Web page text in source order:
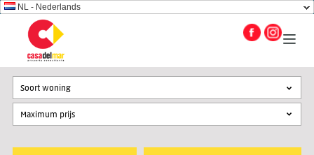
NL - Nederlands
Soort woning